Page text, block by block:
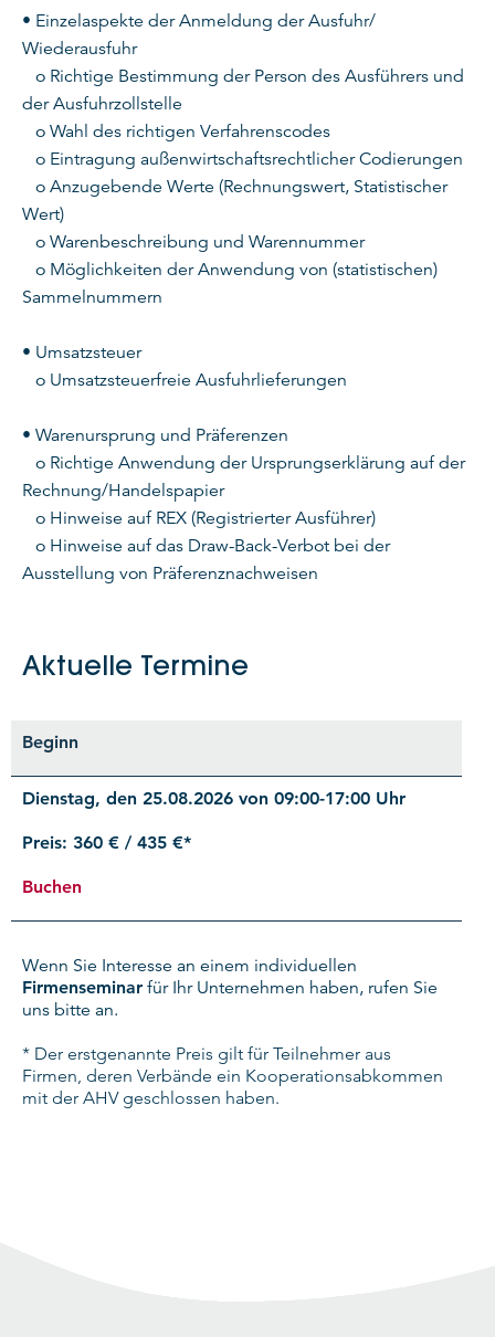
• Einzelaspekte der Anmeldung der Ausfuhr/
Wiederausfuhr
o Richtige Bestimmung der Person des Ausführers und
der Ausfuhrzollstelle
o Wahl des richtigen Verfahrenscodes
o Eintragung außenwirtschaftsrechtlicher Codierungen
o Anzugebende Werte (Rechnungswert, Statistischer
Wert)
o Warenbeschreibung und Warennummer
o Möglichkeiten der Anwendung von (statistischen)
Sammelnummern
• Umsatzsteuer
o Umsatzsteuerfreie Ausfuhrlieferungen
• Warenursprung und Präferenzen
o Richtige Anwendung der Ursprungserklärung auf der
Rechnung/Handelspapier
o Hinweise auf REX (Registrierter Ausführer)
o Hinweise auf das Draw-Back-Verbot bei der
Ausstellung von Präferenznachweisen
Aktuelle Termine
Beginn
Dienstag, den 25.08.2026 von 09:00-17:00 Uhr
360 € / 435 €*
Buchen
Wenn Sie Interesse an einem individuellen
Firmenseminar für Ihr Unternehmen haben, rufen Sie
uns bitte an.
* Der erstgenannte Preis gilt für Teilnehmer aus
Firmen, deren Verbände ein Kooperationsabkommen
mit der AHV geschlossen haben.